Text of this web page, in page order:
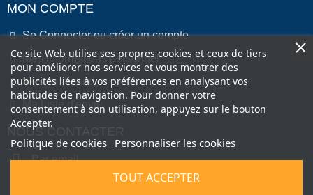
MON COMPTE
Se Connecter ou créer un compte
Mes informations personnel
Mes commandes
Ma Liste d'envie
NOUS CONTACTER
Par email
Ce site Web utilise ses propres cookies et ceux de tiers
pour améliorer nos services et vous montrer des
publicités liées à vos préférences en analysant vos
habitudes de navigation. Pour donner votre
consentement à son utilisation, appuyez sur le bouton
Accepter.
Politique de cookies Personnaliser les cookies
TOUT ACCEPTER